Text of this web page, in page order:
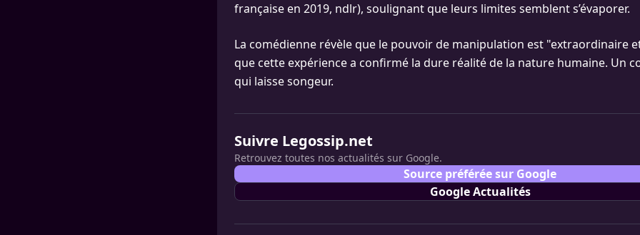
française en 2019, ndlr), soulignant que leurs limites semblent s’évaporer.
La comédienne révèle que le pouvoir de manipulation est "extraordinaire
que cette expérience a confirmé la dure réalité de la nature humaine. Un
qui laisse songeur.
Suivre Legossip.net
Retrouvez toutes nos actualités sur Google.
Source préférée sur Google
Google Actualités